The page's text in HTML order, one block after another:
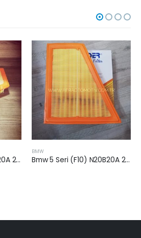
Bmw 5 Seri (F10) N20B20A 2011-2017 Arası 5.20 i Benzinli Hava Filtresi